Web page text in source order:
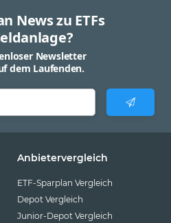
News zu ETFs
Newsletter
dem Laufenden.
Anbietervergleich
ETF-Sparplan Vergleich
Depot Vergleich
Junior-Depot Vergleich